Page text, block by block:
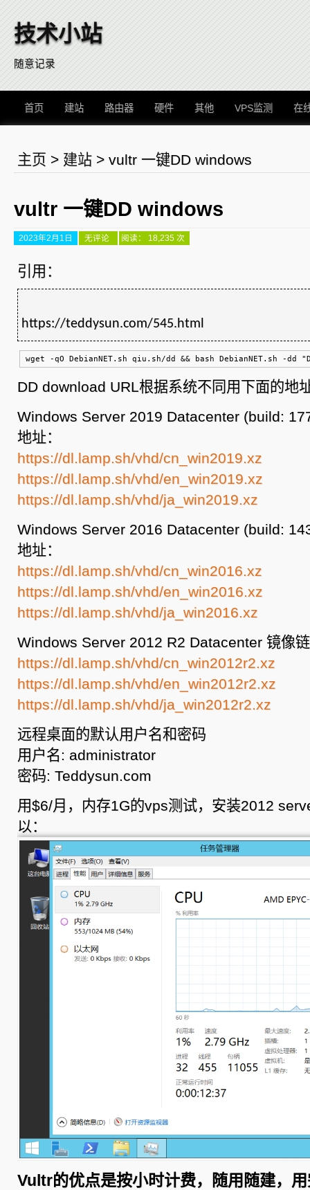
技术小站
随意记录
首页 建站 路由器 硬件 其他 VPS监测 在
主页 > 建站 > vultr 一键DD windows
vultr 一键DD windows
2023年2月1日
vultr
一
无评论 阅读： 18,235 次
引用：
https://teddysun.com/545.html
wget -qO DebianNET. sh qiu . sh/dd && bash DebianNET. sh -dd
DD download URL根据系统不同用下面的地
Windows Server 2019 Datacenter (build:
地址：
https://dl.lamp.sh/vhd/cn_win2019.xz
https://dl.lamp.sh/vhd/en_win2019.xz
https://dl.lamp.sh/vhd/ja_win2019.xz
Windows Server 2016 Datacenter (build:
地址：
https://dl.lamp.sh/vhd/cn_win2016.xz
https://dl.lamp.sh/vhd/en_win2016.xz
https://dl.lamp.sh/vhd/ja_win2016.xz
Windows Server 2012 R2 Datacenter 镜像
https://dl.lamp.sh/vhd/cn_win2012r2.xz
https://dl.lamp.sh/vhd/en_win2012r2.xz
https://dl.lamp.sh/vhd/ja_win2012r2.xz
远程桌面的默认用户名和密码
用户名: administrator
密码: Teddysun.com
用$6/月，内存1G的vps测试，安装2012
以：
Vultr的优点是按小时计费，随用随建，